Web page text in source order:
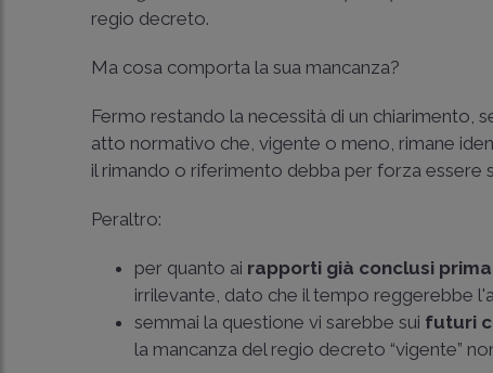
regio decreto.
Ma cosa comporta la sua mancanza?
Fermo restando la necessità di un chiarimento,
atto normativo che, vigente o meno, rimane
il rimando o riferimento debba per forza
Peraltro:
per quanto ai rapporti già conclusi
irrilevante, dato che il tempo reggerebbe
semmai la questione vi sarebbe sui futuri
la mancanza del regio decreto “vigente”